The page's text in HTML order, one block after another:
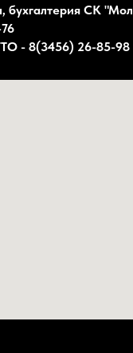
бухгалтерия СК
- 8(3456) 26-85-98